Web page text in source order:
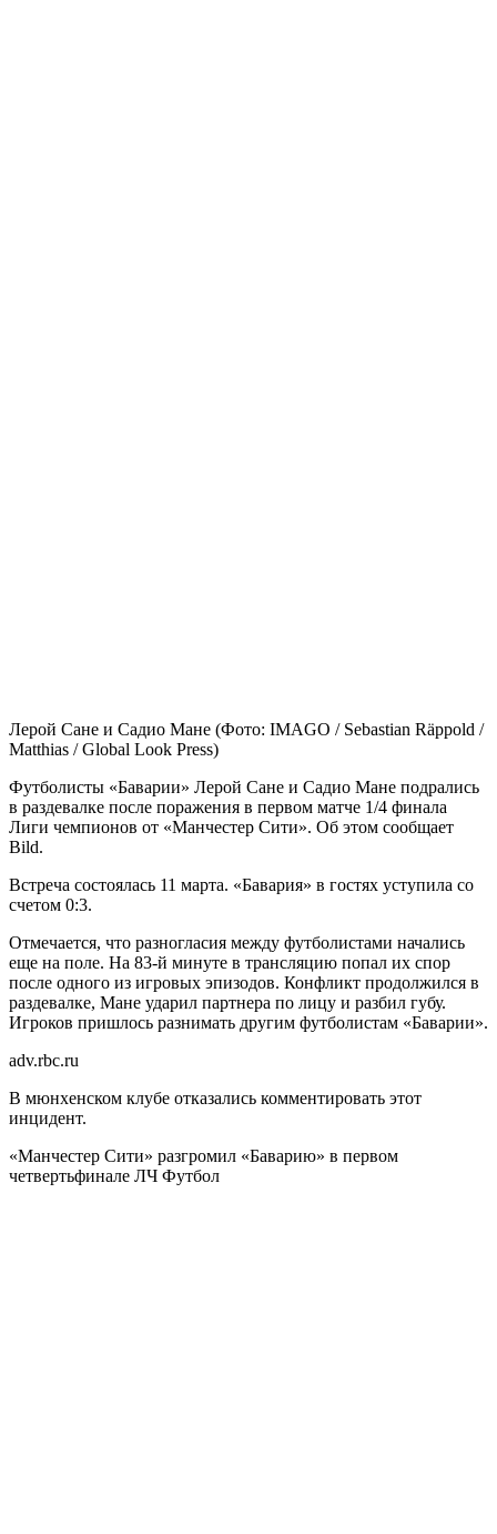
Лерой Сане и Садио Мане (Фото: IMAGO / Sebastian Räppold /
Matthias / Global Look Press)
Футболисты «Баварии» Лерой Сане и Садио Мане подрались
в раздевалке после поражения в первом матче 1/4 финала
Лиги чемпионов от «Манчестер Сити». Об этом сообщает
Bild.
Встреча состоялась 11 марта. «Бавария» в гостях уступила со
счетом 0:3.
Отмечается, что разногласия между футболистами начались
еще на поле. На 83-й минуте в трансляцию попал их спор
после одного из игровых эпизодов. Конфликт продолжился в
раздевалке, Мане ударил партнера по лицу и разбил губу.
Игроков пришлось разнимать другим футболистам «Баварии».
adv.rbc.ru
В мюнхенском клубе отказались комментировать этот
инцидент.
«Манчестер Сити» разгромил «Баварию» в первом
четвертьфинале ЛЧ Футбол